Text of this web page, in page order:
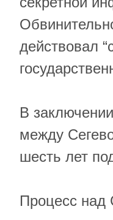
действовал
В
между
шесть лет
Процесс над